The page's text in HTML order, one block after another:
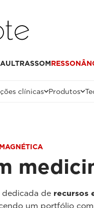
ULTRASSOM
clínicas Produtos
dedicada de recursos
um portfólio